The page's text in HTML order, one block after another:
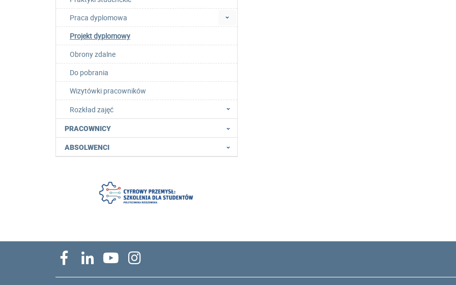
Praca dyplomowa
Projekt dyplomowy
Obrony zdalne
Do pobrania
Wizytówki pracowników
Rozkład zajęć
PRACOWNICY
ABSOLWENCI